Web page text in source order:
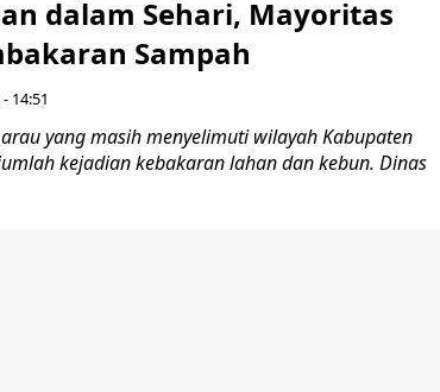
dalam Sehari, Mayoritas
Sampah
14:51
yang masih menyelimuti wilayah Kabupaten
kejadian kebakaran lahan dan kebun. Dinas